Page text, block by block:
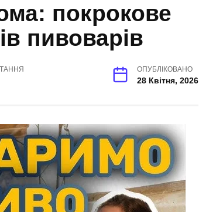
покрокове
пивоварів
ОПУБЛІКОВАНО
28 Квітня, 2026